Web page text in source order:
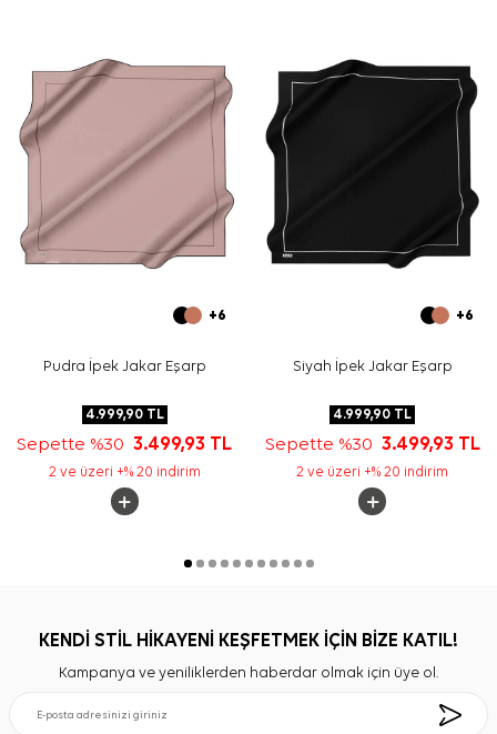
Yıkama ve bakım için ürün etiketindeki talimatları
izleyiniz. İpek ve hassas eşarp bakımında, etiketle uyumlu
elde hassas bakım veya leke temizliği için
Eşarp Şampuanı
tercih edebilirsiniz.
Sıkça Sorulan Sorular
Bu eşarbın ölçüsü nedir?
Ürün hangi kalitededir?
Deseni belirgin mi?
Hangi renklerle kombinlenir?
+6
Pudra İpek Jakar Eşarp
4.999,90TL
Sepette %303.499,93 TL
2 ve üzeri +% 20 indirim
+6
Siyah İpek Jakar Eşarp
4.999,90 TL
Sepette %30 3.499,93 TL
2 ve üzeri +% 20 indirim
KENDİ STİL HİKAYENİ KEŞFETMEK İÇİN BİZE KATIL!
Kampanya ve yeniliklerden haberdar olmak için üye ol.